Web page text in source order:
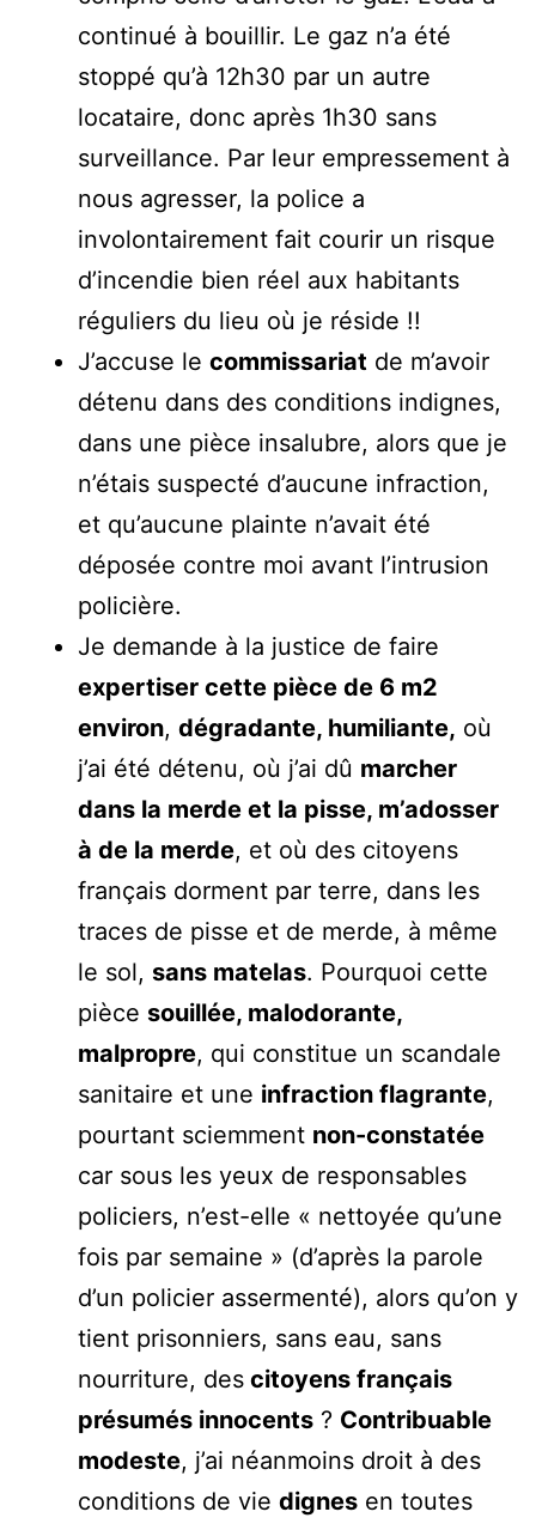
continué à bouillir. Le gaz n’a été
stoppé qu’à 12h30 par un autre
locataire, donc après 1h30 sans
surveillance. Par leur empressement à
nous agresser, la police a
involontairement fait courir un risque
d’incendie bien réel aux habitants
réguliers du lieu où je réside !!
J’accuse le commissariat de m’avoir
détenu dans des conditions indignes,
dans une pièce insalubre, alors que je
n’étais suspecté d’aucune infraction,
et qu’aucune plainte n’avait été
déposée contre moi avant l’intrusion
policière.
Je demande à la justice de faire
expertiser cette pièce de 6 m2
environ, dégradante, humiliante, où
j’ai été détenu, où j’ai dû marcher
dans la merde et la pisse, m’adosser
à de la merde, et où des citoyens
français dorment par terre, dans les
traces de pisse et de merde, à même
le sol, sans matelas. Pourquoi cette
pièce souillée, malodorante,
malpropre, qui constitue un scandale
sanitaire et une infraction flagrante,
pourtant sciemment non-constatée
car sous les yeux de responsables
policiers, n’est-elle « nettoyée qu’une
fois par semaine » (d’après la parole
d’un policier assermenté), alors qu’on y
tient prisonniers, sans eau, sans
nourriture, des citoyens français
présumés innocents ? Contribuable
modeste, j’ai néanmoins droit à des
conditions de vie dignes en toutes